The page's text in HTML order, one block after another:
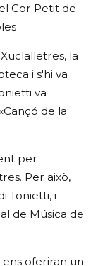
Cor Petit de
la
i s'hi va
va
de la
per
Per això,
Tonietti, i
de Música de
oferiran un